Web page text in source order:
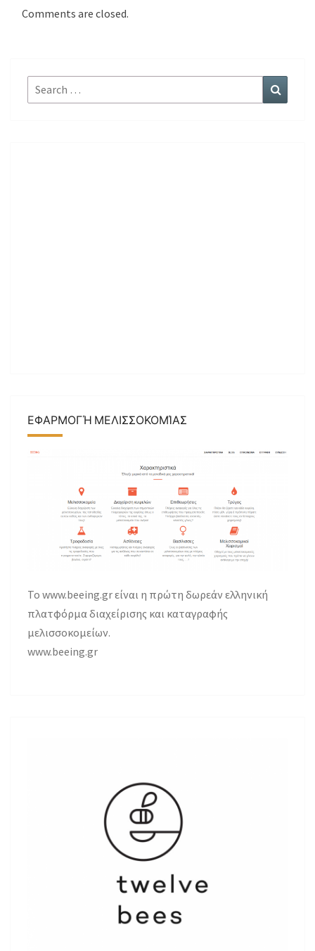
Comments are closed.
Search
for:
ΕΦΑΡΜΟΓΉ ΜΕΛΙΣΣΟΚΟΜΊΑΣ
Το www.beeing.gr είναι η πρώτη δωρεάν ελληνική
πλατφόρμα διαχείρισης και καταγραφής
μελισσοκομείων.
www.beeing.gr